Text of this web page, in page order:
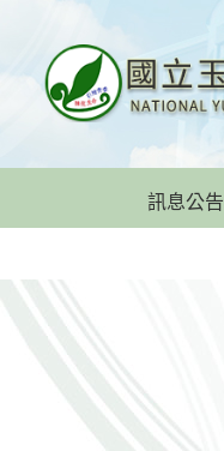
訊息公告